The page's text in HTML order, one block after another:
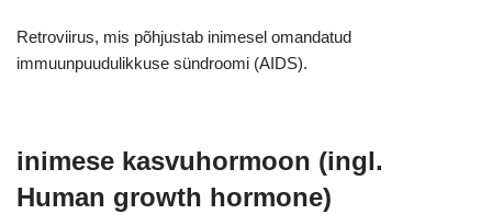
Retroviirus, mis põhjustab inimesel omandatud
immuunpuudulikkuse sündroomi (AIDS).
inimese kasvuhormoon (ingl.
Human growth hormone)